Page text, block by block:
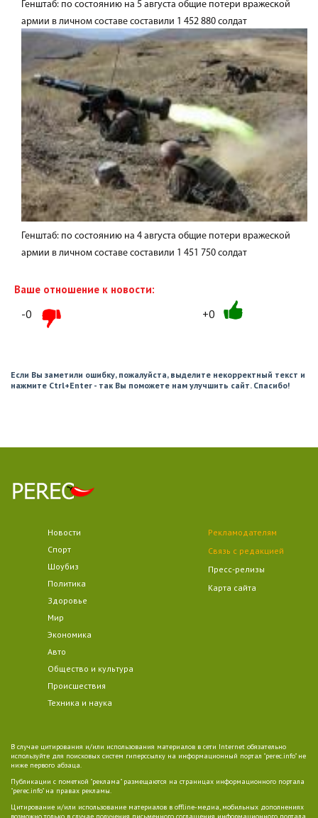
Генштаб: по состоянию на 5 августа общие потери вражеской
армии в личном составе составили 1 452 880 солдат
Генштаб: по состоянию на 4 августа общие потери вражеской
армии в личном составе составили 1 451 750 солдат
Ваше отношение к новости:
-0 +0
Если Вы заметили ошибку, пожалуйста, выделите некорректный текст и
нажмите Ctrl+Enter - так Вы поможете нам улучшить сайт. Спасибо!
Новости
Спорт
Шоубиз
Политика
Здоровье
Мир
Экономика
Авто
Общество и культура
Происшествия
Техника и наука
Рекламодателям
Связь с редакцией
Пресс-релизы
Карта сайта
В случае цитирования и/или использования материалов в сети Internet обязательно
используйте для поисковых систем гиперссылку на информационный портал "perec.info" не
ниже первого абзаца.
Публикации с пометкой "реклама" размещаются на страницах информационного портала
"perec.info" на правах рекламы.
Цитирование и/или использование материалов в offline-медиа, мобильных дополнениях
возможно только в случае получения письменного соглашения информационного портала